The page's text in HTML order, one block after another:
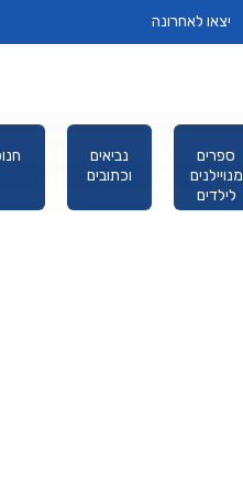
יצאו לאחרונה
נביאים
וכתובים
ספרים
מנויילנים
לילדים